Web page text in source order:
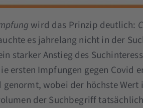
wird das Prinzip deutlich:
es jahrelang nicht in der
starker Anstieg des
ersten Impfungen gegen Covid
genormt, wobei der höchste Wert
der Suchbegriff